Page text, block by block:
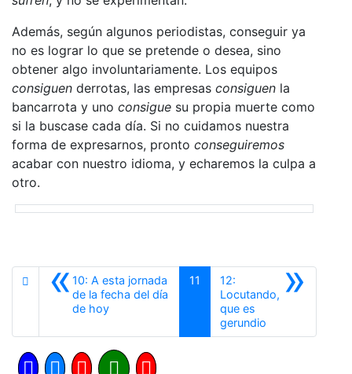
Además, según algunos periodistas, conseguir ya
no es lograr lo que se pretende o desea, sino
obtener algo involuntariamente. Los equipos
consiguen derrotas, las empresas consiguen la
bancarrota y uno consigue su propia muerte como
si la buscase cada día. Si no cuidamos nuestra
forma de expresarnos, pronto conseguiremos
acabar con nuestro idioma, y echaremos la culpa a
otro.
«10: A esta jornada
de la fecha del día
de hoyAnterior
11 »
12:
Locutando,
que es
gerundioSiguiente